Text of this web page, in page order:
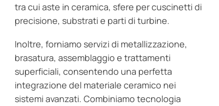
tra cui aste in ceramica, sfere per cuscinetti di
precisione, substrati e parti di turbine.
Inoltre, forniamo servizi di metallizzazione,
brasatura, assemblaggio e trattamenti
superficiali, consentendo una perfetta
integrazione del materiale ceramico nei
sistemi avanzati. Combiniamo tecnologia